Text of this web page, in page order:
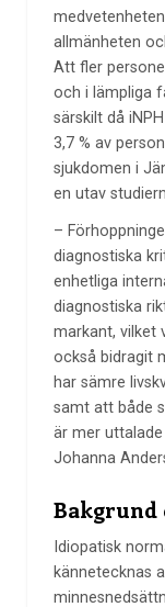
allmänheten
Att fler
och i lämpliga
särskilt då
3,7 % av
sjukdomen i
en utav
–
diagnostiska
enhetliga
diagnostiska
markant, vilket
också bidragit
har sämre
samt att både
är mer
Johanna
Bakgrund
Idiopatisk
kännetecknas